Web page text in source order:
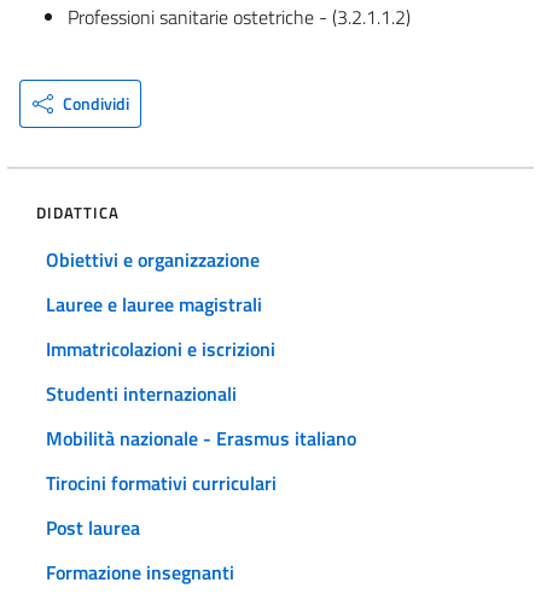
Professioni sanitarie ostetriche - (3.2.1.1.2)
Condividi
DIDATTICA
Obiettivi e organizzazione
Lauree e lauree magistrali
Immatricolazioni e iscrizioni
Studenti internazionali
Mobilità nazionale - Erasmus italiano
Tirocini formativi curriculari
Post laurea
Formazione insegnanti